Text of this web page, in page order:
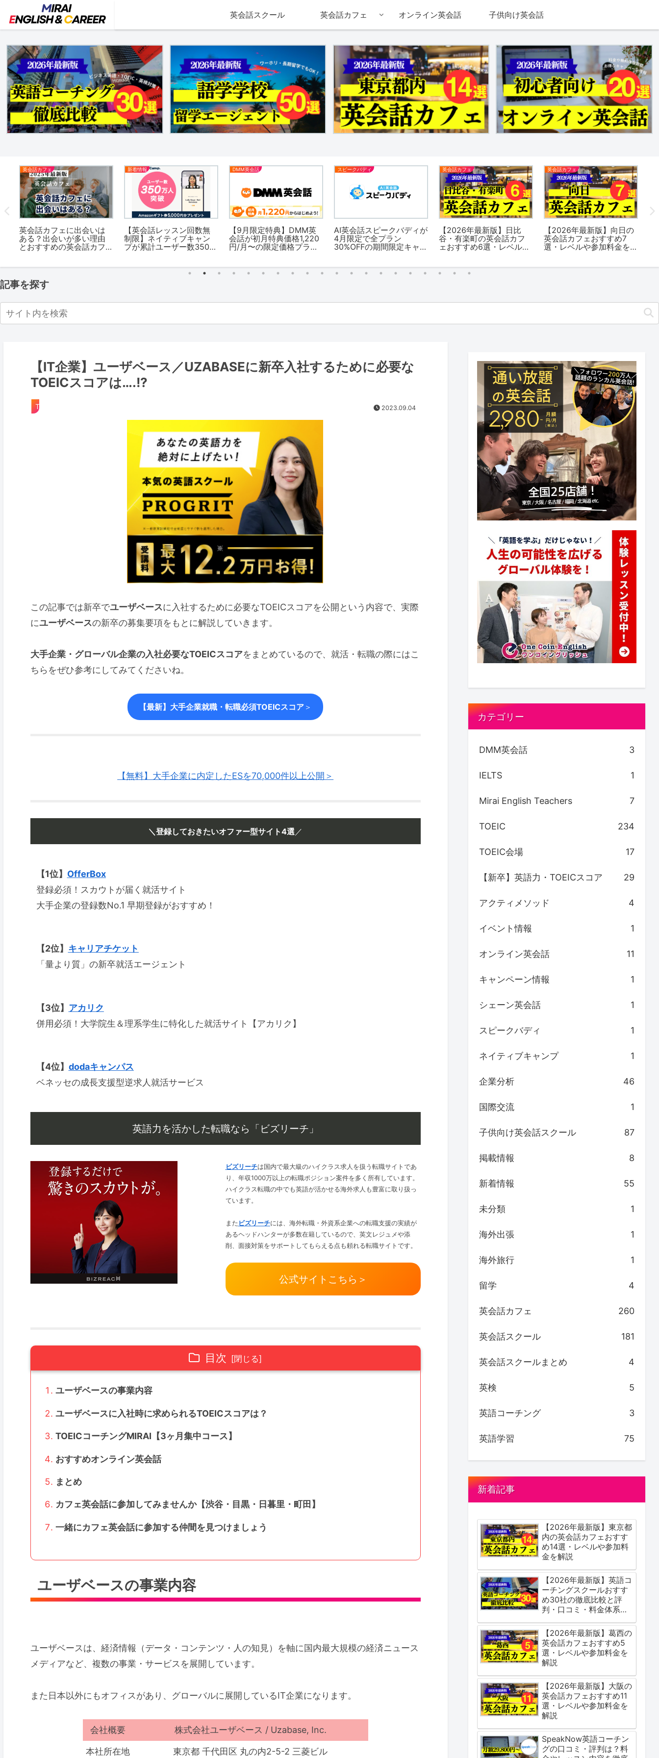
英会話スクール 英会話カフェ オンライン英会話 子供向け英会話
英会話カフェ
英会話カフェに出会いは
ある？出会いが多い理由
とおすすめの英会話カフ
新着情報
【英会話レッスン回数無
制限】ネイティブキャン
プが累計ユーザー数350万
DMM英会話
【9月限定特典】DMM英
会話が初月特典価格1,220
円/月〜の限定価格プラン
スピークバディ
AI英会話スピークバディが
4月限定で全プラン
30%OFFの期間限定キャン
英会話カフェ
【2026年最新版】日比
谷・有楽町の英会話カフ
ェおすすめ6選・レベルや
英会話カフェ
【2026年最新版】向日の
英会話カフェおすすめ7
選・レベルや参加料金を
記事を探す
【IT企業】ユーザベース／UZABASEに新卒入社するために必要な
TOEICスコアは….!?
TOEIC 2023.09.04
この記事では新卒でユーザベースに入社するために必要なTOEICスコアを公開という内容で、実際
にユーザベースの新卒の募集要項をもとに解説していきます。
大手企業・グローバル企業の入社必要なTOEICスコアをまとめているので、就活・転職の際にはこ
ちらをぜひ参考にしてみてくださいね。
【最新】大手企業就職・転職必須TOEICスコア ＞
【無料】大手企業に内定したESを70,000件以上公開＞
＼登録しておきたいオファー型サイト4選 ／
【1位】 OfferBox
登録必須！スカウトが届く就活サイト
大手企業の登録数No.1 早期登録がおすすめ！
【2位】 キャリアチケット
「量より質」の新卒就活エージェント
【3位】 アカリク
併用必須！大学院生＆理系学生に特化した就活サイト【アカリク】
【4位】 dodaキャンパス
ベネッセの成長支援型逆求人就活サービス
英語力を活かした転職なら「ビズリーチ」
ビズリーチは国内で最大級のハイクラス求人を扱う転職サイトであ
り、年収1000万以上の転職ポジション案件を多く所有しています。
ハイクラス転職の中でも英語が活かせる海外求人も豊富に取り扱っ
ています。
またビズリーチには、海外転職・外資系企業への転職支援の実績が
あるヘッドハンターが多数在籍しているので、英文レジュメや添
削、面接対策をサポートしてもらえる点も頼れる転職サイトです。
公式サイトこちら＞
目次
ユーザベースの事業内容
ユーザベースに入社時に求められるTOEICスコアは？
TOEICコーチングMIRAI【3ヶ月集中コース】
おすすめオンライン英会話
まとめ
カフェ英会話に参加してみませんか【渋谷・目黒・日暮里・町田】
一緒にカフェ英会話に参加する仲間を見つけましょう
ユーザベースの事業内容
ユーザベースは、経済情報（データ・コンテンツ・人の知見）を軸に国内最大規模の経済ニュース
メディアなど、複数の事業・サービスを展開しています。
また日本以外にもオフィスがあり、グローバルに展開しているIT企業になります。
会社概要 株式会社ユーザベース / Uzabase, Inc.
本社所在地 東京都 千代田区 丸の内2-5-2 三菱ビル
カテゴリー
DMM英会話 3
IELTS 1
Mirai English Teachers 7
TOEIC 234
TOEIC会場 17
【新卒】英語力・TOEICスコア 29
アクティメソッド 4
イベント情報 1
オンライン英会話 11
キャンペーン情報 1
シェーン英会話 1
スピークバディ 1
ネイティブキャンプ 1
企業分析 46
国際交流 1
子供向け英会話スクール 87
掲載情報 8
新着情報 55
未分類 1
海外出張 1
海外旅行 1
留学 4
英会話カフェ 260
英会話スクール 181
英会話スクールまとめ 4
英検 5
英語コーチング 3
英語学習 75
新着記事
【2026年最新版】東京都
内の英会話カフェおすす
め14選・レベルや参加料
金を解説
【2026年最新版】英語コ
ーチングスクールおすす
め30社の徹底比較と評
判・口コミ・料金体系を
【2026年最新版】葛西の
英会話カフェおすすめ5
選・レベルや参加料金を
解説
【2026年最新版】大阪の
英会話カフェおすすめ11
選・レベルや参加料金を
解説
SpeakNow英語コーチン
グの口コミ・評判は？料